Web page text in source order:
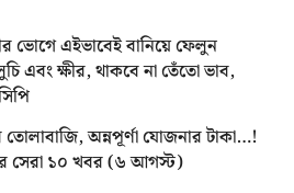
ভোগে এইভাবেই বানিয়ে ফেলুন
এবং ক্ষীর, থাকবে না তেঁতো ভাব,
অন্নপূর্ণা যোজনার টাকা…!
১০ খবর (৬ আগস্ট)